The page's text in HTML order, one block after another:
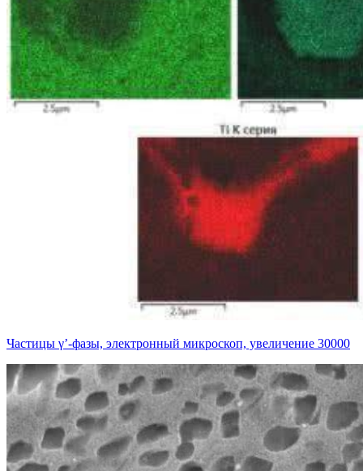
Частицы γ’-фазы, электронный микроскоп, увеличение 30000